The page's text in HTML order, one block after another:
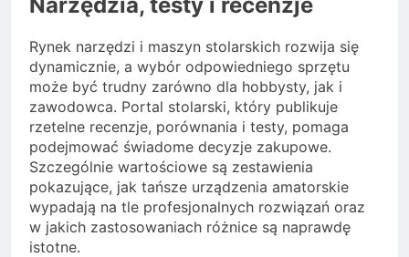
Rynek narzędzi i maszyn stolarskich rozwija się
dynamicznie, a wybór odpowiedniego sprzętu
może być trudny zarówno dla hobbysty, jak i
zawodowca. Portal stolarski, który publikuje
rzetelne recenzje, porównania i testy, pomaga
podejmować świadome decyzje zakupowe.
Szczególnie wartościowe są zestawienia
pokazujące, jak tańsze urządzenia amatorskie
wypadają na tle profesjonalnych rozwiązań oraz
w jakich zastosowaniach różnice są naprawdę
istotne.